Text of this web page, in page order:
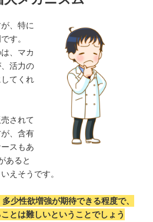
、特に
す。
、マカ
活力の
てくれ
されて
、含有
スもあ
あると
えそうです。
少性欲増強が期待できる程度で、
とは難しいということでしょう